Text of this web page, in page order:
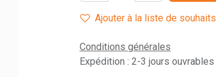
Ajouter à la liste de souhaits
Conditions générales
Expédition : 2-3 jours ouvrables